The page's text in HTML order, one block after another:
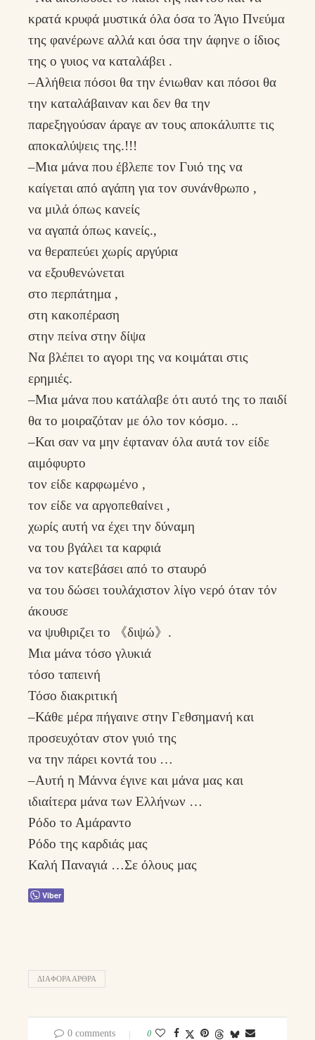
κρατά κρυφά μυστικά όλα όσα το Άγιο Πνεύμα
της φανέρωνε αλλά και όσα την άφηνε ο ίδιος
της ο γυιος να καταλάβει .
–Αλήθεια πόσοι θα την ένιωθαν και πόσοι θα
την καταλάβαιναν και δεν θα την
παρεξηγούσαν άραγε αν τους αποκάλυπτε τις
αποκαλύψεις της.!!!
–Μια μάνα που έβλεπε τον Γυιό της να
καίγεται από αγάπη για τον συνάνθρωπο ,
να μιλά όπως κανείς
να αγαπά όπως κανείς.,
να θεραπεύει χωρίς αργύρια
να εξουθενώνεται
στο περπάτημα ,
στη κακοπέραση
στην πείνα στην δίψα
Να βλέπει το αγορι της να κοιμάται στις
ερημιές.
–Μια μάνα που κατάλαβε ότι αυτό της το παιδί
θα το μοιραζόταν με όλο τον κόσμο. ..
–Και σαν να μην έφταναν όλα αυτά τον είδε
αιμόφυρτο
τον είδε καρφωμένο ,
τον είδε να αργοπεθαίνει ,
χωρίς αυτή να έχει την δύναμη
να του βγάλει τα καρφιά
να τον κατεβάσει από το σταυρό
να του δώσει τουλάχιστον λίγο νερό όταν τόν
άκουσε
να ψυθιριζει το 《διψώ》.
Μια μάνα τόσο γλυκιά
τόσο ταπεινή
Τόσο διακριτική
–Κάθε μέρα πήγαινε στην Γεθσημανή και
προσευχόταν στον γυιό της
να την πάρει κοντά του …
–Αυτή η Μάννα έγινε και μάνα μας και
ιδιαίτερα μάνα των Ελλήνων …
Ρόδο το Αμάραντο
Ρόδο της καρδιάς μας
Καλή Παναγιά …Σε όλους μας
Viber
ΔΙΑΦΟΡΑ ΑΡΘΡΑ
0 comments 0